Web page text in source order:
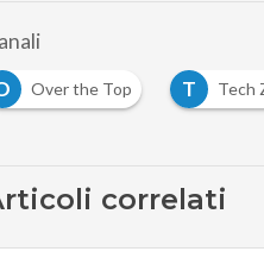
Over the Top T Tech
correlati